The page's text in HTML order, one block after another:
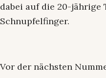
dabei auf die 20-jährige
Schnupfelfinger.
Vor der nächsten